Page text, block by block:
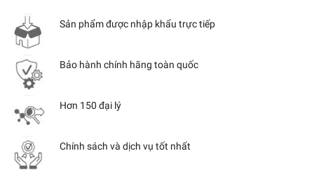
Sản phẩm được nhập khẩu trực tiếp
Bảo hành chính hãng toàn quốc
Hơn 150 đại lý
Chính sách và dịch vụ tốt nhất